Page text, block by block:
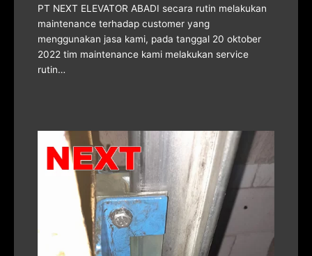
PT NEXT ELEVATOR ABADI secara rutin melakukan
maintenance terhadap customer yang
menggunakan jasa kami, pada tanggal 20 oktober
2022 tim maintenance kami melakukan service
rutin…